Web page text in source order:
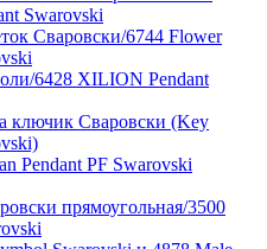
Swarovski
Сваровски/6744 Flower
6428 XILION Pendant
ключик Сваровски (Key
Pendant PF Swarovski
прямоугольная/3500